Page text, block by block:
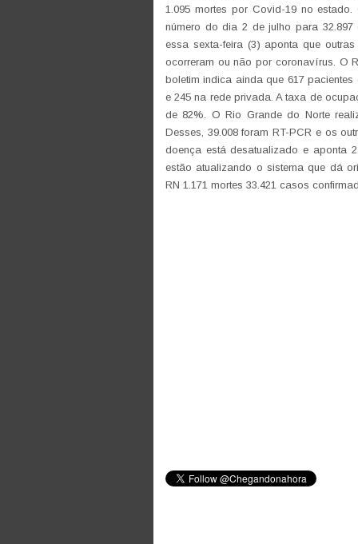
1.095 mortes por Covid-19 no
número do dia 2 de julho para
essa sexta-feira (3) aponta que
ocorreram ou não por coronavírus. O
boletim indica ainda que 617
e 245 na rede privada. A taxa de
de 82%. O Rio Grande do Norte
Desses, 39.008 foram RT-PCR e os
doença está desatualizado e aponta
estão atualizando o sistema que dá
RN 1.171 mortes 33.421 casos